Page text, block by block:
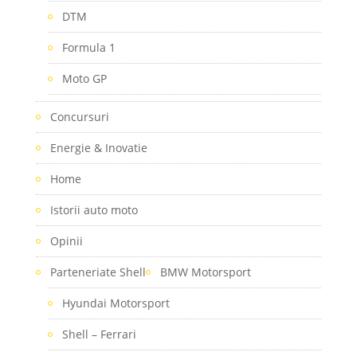
DTM
Formula 1
Moto GP
Concursuri
Energie & Inovatie
Home
Istorii auto moto
Opinii
Parteneriate Shell BMW Motorsport
Hyundai Motorsport
Shell – Ferrari